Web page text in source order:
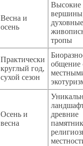
Весна и
осень
Высокие
тропы
Практически
круглый год,
сухой сезон
общение
Осень и
весна
древние